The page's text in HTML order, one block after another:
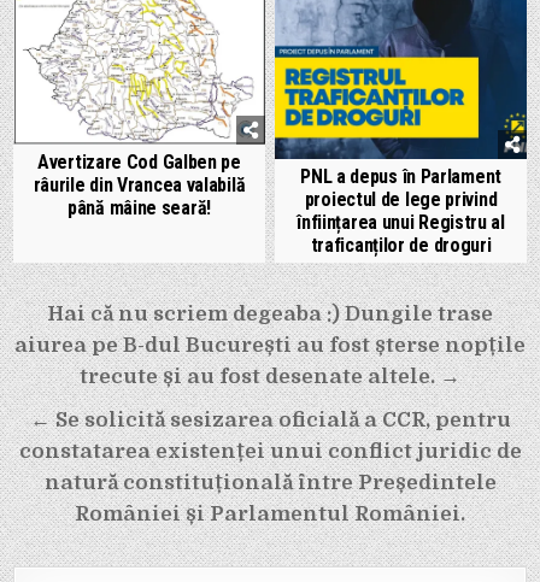
Avertizare Cod Galben pe
râurile din Vrancea valabilă
până mâine seară!
PNL a depus în Parlament
proiectul de lege privind
înființarea unui Registru al
traficanților de droguri
Navigare
în
articole
Hai că nu scriem degeaba :) Dungile trase
aiurea pe B-dul București au fost șterse nopțile
trecute și au fost desenate altele. →
← Se solicită sesizarea oficială a CCR, pentru
constatarea existenței unui conflict juridic de
natură constituțională între Președintele
României și Parlamentul României.